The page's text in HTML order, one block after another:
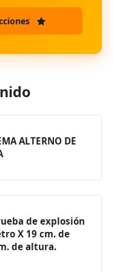
ALTERNO DE
de explosión
X 19 cm. de
de altura.